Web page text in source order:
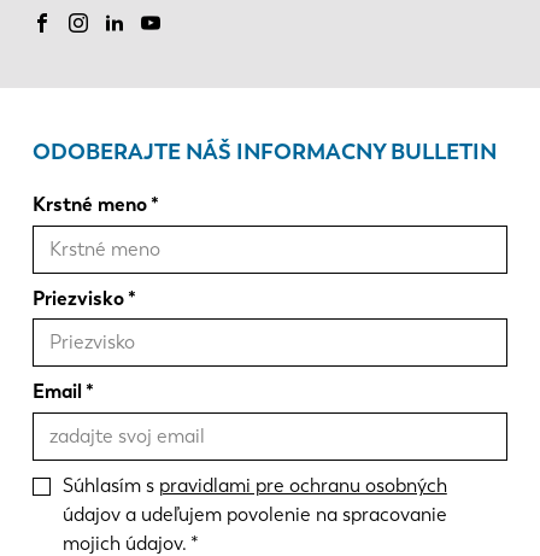
ODOBERAJTE NÁŠ INFORMACNY BULLETIN
Krstné meno
Priezvisko
Email
Súhlasím s pravidlami pre ochranu osobných
údajov a udeľujem povolenie na spracovanie
mojich údajov.